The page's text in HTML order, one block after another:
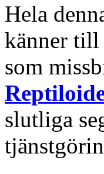
Hela
känner
som
slutliga